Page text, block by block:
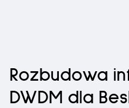
Rozbudowa
DWDM dla